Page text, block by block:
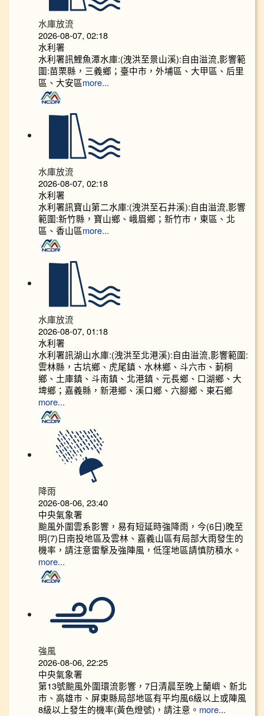
水庫放流
2026-08-07, 02:18
水利署
水利署訊鯉魚潭水庫:(洩洪至景山溪):自由溢流,影響範
圍:苗栗縣，三義鄉；臺中市，外埔區、大甲區、后里
區、大安區more...
水庫放流
2026-08-07, 02:18
水利署
水利署訊寶山第二水庫:(洩洪至石井溪):自由溢流,影響
範圍:新竹縣，寶山鄉、峨眉鄉；新竹市，東區、北
區、香山區more...
水庫放流
2026-08-07, 01:18
水利署
水利署訊湖山水庫:(洩洪至北港溪):自由溢流,影響範圍:
雲林縣，古坑鄉、虎尾鎮、水林鄉、斗六市、莿桐
鄉、土庫鎮、斗南鎮、北港鎮、元長鄉、口湖鄉、大
埤鄉；嘉義縣，新港鄉、溪口鄉、六腳鄉、東石鄉
more...
降雨
2026-08-06, 23:40
中央氣象署
颱風外圍雲系影響，易有短延時強降雨，今(6日)晚至
明(7)日南投地區及雲林、嘉義山區有局部大雨發生的
機率，請注意雷擊及強陣風，低窪地區請慎防積水。
more...
強風
2026-08-06, 22:25
中央氣象署
第13號颱風外圍環流影響，7日清晨至晚上蘭嶼、新北
市、高雄市、屏東縣局部地區有平均風6級以上或陣風
8級以上發生的機率(黃色燈號)，請注意。 more...